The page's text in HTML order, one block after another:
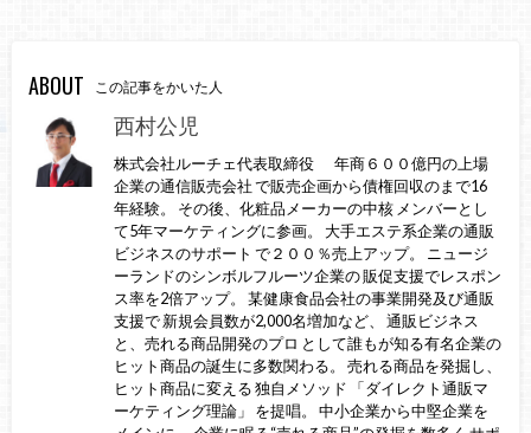
ABOUT この記事をかいた人
西村公児
株式会社ルーチェ代表取締役 年商６００億円の上場
企業の通信販売会社 で販売企画から債権回収のまで16
年経験。 その後、化粧品メーカーの中核 メンバーとし
て5年マーケティングに参画。 大手エステ系企業の通販
ビジネスのサポート で２００％売上アップ。 ニュージ
ーランドのシンボルフルーツ企業の 販促支援でレスポン
ス率を2倍アップ。 某健康食品会社の事業開発及び通販
支援で 新規会員数が2,000名増加など、 通販ビジネス
と、売れる商品開発のプロ として誰もが知る有名企業の
ヒット商品の誕生に多数関わる。 売れる商品を発掘し、
ヒット商品に変える 独自メソッド 「ダイレクト通販マ
ーケティング理論」 を提唱。 中小企業から中堅企業を